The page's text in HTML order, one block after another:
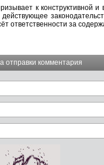
к конструктивной
ответственности за
отправки комментария